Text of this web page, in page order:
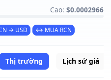
Cao: $0.0002966
→ USD ↔ MUA RCN
Thị trường Lịch sử giá